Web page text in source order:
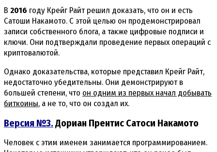
В 2016 году Крейг Райт решил доказать, что он и есть
Сатоши Накамото. С этой целью он продемонстрировал
записи собственного блога, а также цифровые подписи и
ключи. Они подтверждали проведение первых операций с
криптовалютой.
Однако доказательства, которые представил Крейг Райт,
недостаточно убедительны. Они демонстрируют в
большей степени, что он одним из первых начал добывать
биткоины, а не то, что он создал их.
Версия №3.Дориан Прентис Сатоси Накамото
Человек с этим именем занимается программированием.